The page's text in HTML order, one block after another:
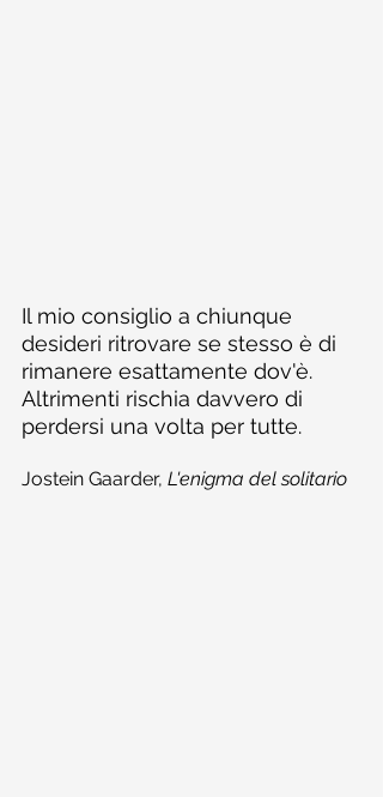
Il mio consiglio a chiunque
desideri ritrovare se stesso è di
rimanere esattamente dov'è.
Altrimenti rischia davvero di
perdersi una volta per tutte.
Jostein Gaarder, L'enigma del solitario